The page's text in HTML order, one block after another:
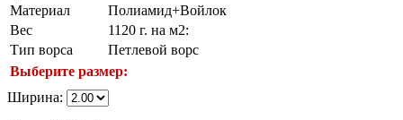
Материал
Полиамид+Войлок
Вес
1120 г. на м2:
Тип ворса
Петлевой ворс
Выберите размер:
Ширина: